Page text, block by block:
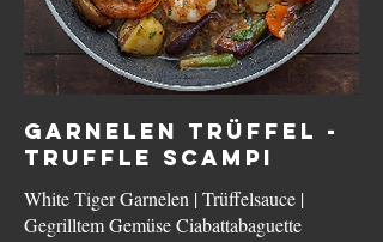
GARNELEN TRÜFFEL -
TRUFFLE SCAMPI
White Tiger Garnelen | Trüffelsauce |
Gegrilltem Gemüse Ciabattabaguette